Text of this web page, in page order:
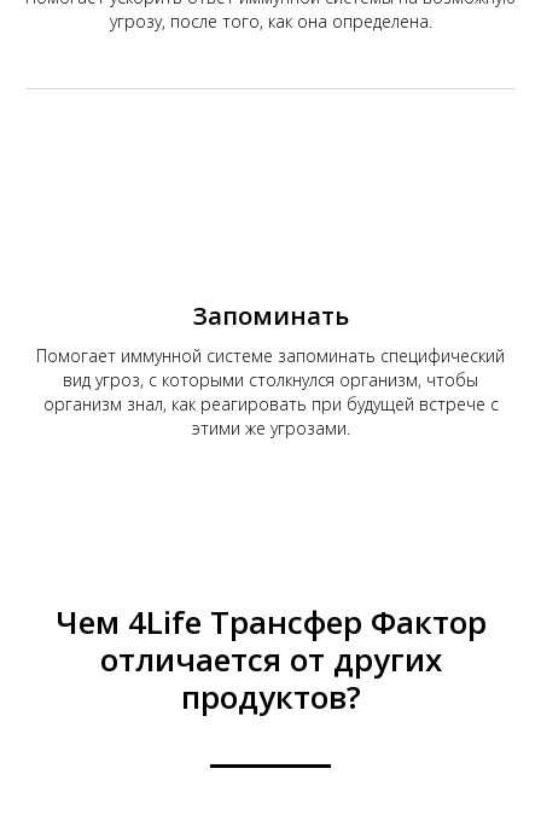
угрозу, после того, как она определена.
Запоминать
Помогает иммунной системе запоминать специфический
вид угроз, с которыми столкнулся организм, чтобы
организм знал, как реагировать при будущей встрече с
этими же угрозами.
Чем 4Life Трансфер Фактор
отличается от других
продуктов?